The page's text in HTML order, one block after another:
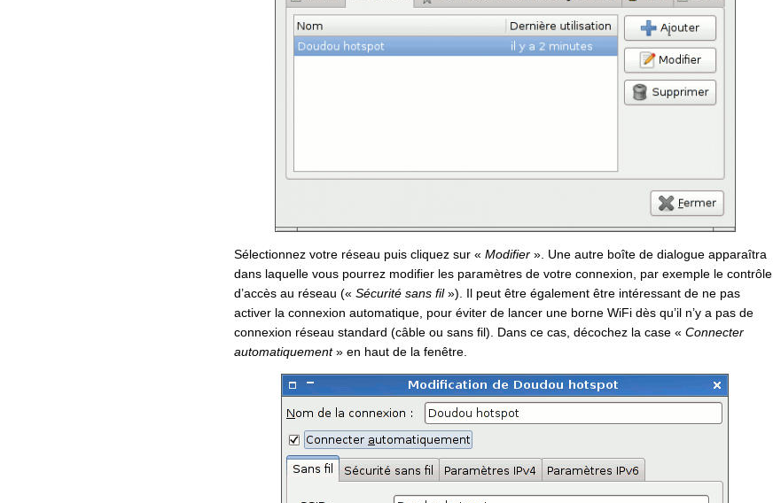
Sélectionnez votre réseau puis cliquez sur « Modifier». Une autre boîte de dialogue apparaîtra
dans laquelle vous pourrez modifier les paramètres de votre connexion, par exemple le contrôle
d’accès au réseau (« Sécurité sans fil»). Il peut être également être intéressant de ne pas
activer la connexion automatique, pour éviter de lancer une borne WiFi dès qu’il n’y a pas de
connexion réseau standard (câble ou sans fil). Dans ce cas, décochez la case « Connecter
automatiquement» en haut de la fenêtre.